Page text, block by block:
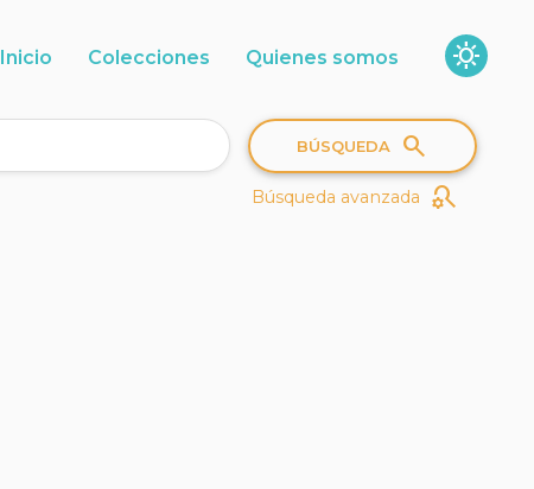
sunny
Inicio Colecciones Quienes somos
BÚSQUEDA search
Búsqueda avanzada search_gear